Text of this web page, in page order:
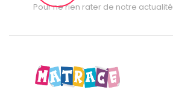
Pour ne rien rater de notre actualité